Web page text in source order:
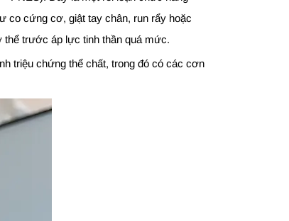
co cứng cơ, giật tay chân, run rẩy hoặc
thể trước áp lực tinh thần quá mức.
triệu chứng thể chất, trong đó có các cơn